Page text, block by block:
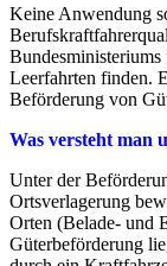
Keine Anwendung
Leerfahrten finden.
Beförderung von
Was versteht man
Unter der
Ortsverlagerung
Orten (Belade- und
Güterbeförderung